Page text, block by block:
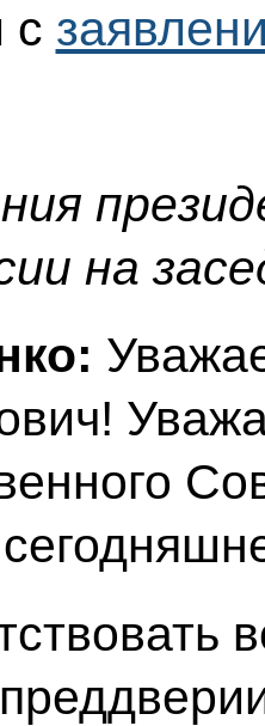
с
на